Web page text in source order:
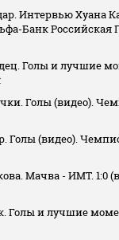
Интервью Хуана
Банк Российская
Голы и лучшие
Голы (видео).
Голы (видео).
Мачва - ИМТ. 1:0
Голы и лучшие